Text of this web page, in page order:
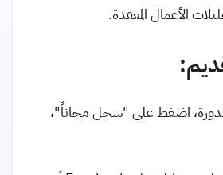
الأعمال المعقدة.
اضغط على "سجل مجاناً"،